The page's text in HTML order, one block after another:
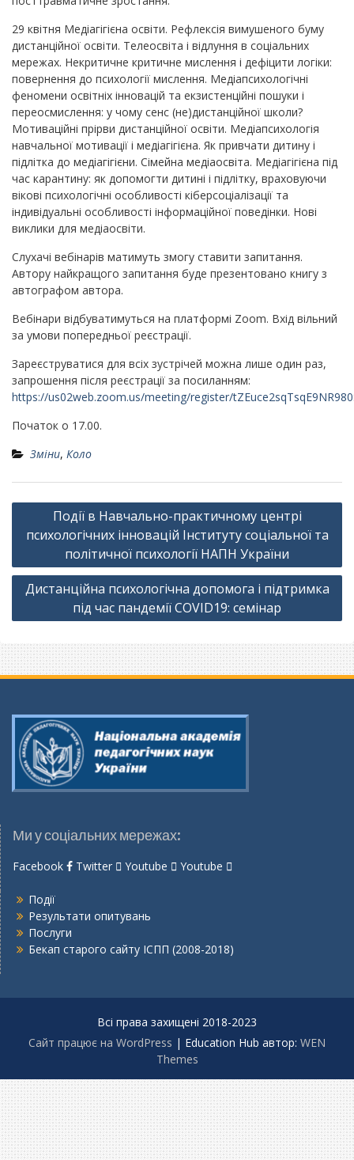
29 квітня Медіагігієна освіти. Рефлексія вимушеного буму
дистанційної освіти. Телеосвіта і відлуння в соціальних
мережах. Некритичне критичне мислення і дефіцити логіки:
повернення до психології мислення. Медіапсихологічні
феномени освітніх інновацій та екзистенційні пошуки і
переосмислення: у чому сенс (не)дистанційної школи?
Мотиваційні прірви дистанційної освіти. Медіапсихологія
навчальної мотивації і медіагігієна. Як привчати дитину і
підлітка до медіагігієни. Сімейна медіаосвіта. Медіагігієна під
час карантину: як допомогти дитині і підлітку, враховуючи
вікові психологічні особливості кіберсоціалізації та
індивідуальні особливості інформаційної поведінки. Нові
виклики для медіаосвіти.
Слухачі вебінарів матимуть змогу ставити запитання.
Автору найкращого запитання буде презентовано книгу з
автографом автора.
Вебінари відбуватимуться на платформі Zoom. Вхід вільний
за умови попередньої реєстрації.
Зареєструватися для всіх зустрічей можна лише один раз,
запрошення після реєстрації за посиланням:
https://us02web.zoom.us/meeting/register/
Початок о 17.00.
Зміни, Коло
Навігація
записів
Події в Навчально-практичному центрі
психологічних інновацій Інституту соціальної та
політичної психології НАПН України
Дистанційна психологічна допомога і підтримка
під час пандемії COVID19: семінар
Ми у соціальних мережах:
Facebook Twitter Youtube Youtube
Події
Результати опитувань
Послуги
Бекап старого сайту ІСПП (2008-2018)
Всі права захищені 2018-2023
Сайт працює на WordPress | Education Hub автор: WEN
Themes